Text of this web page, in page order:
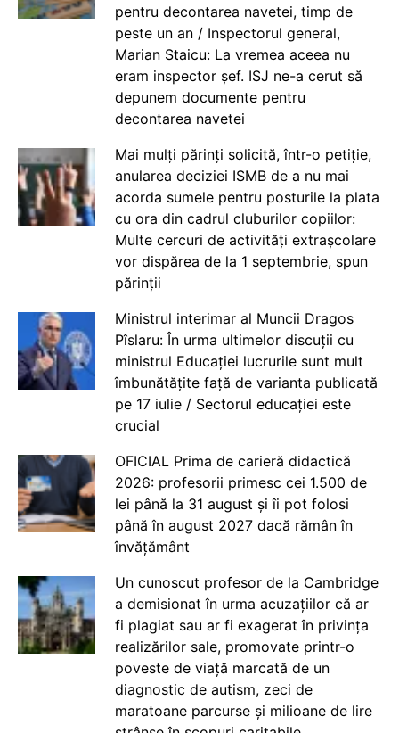
pentru decontarea navetei, timp de
peste un an / Inspectorul general,
Marian Staicu: La vremea aceea nu
eram inspector șef. ISJ ne-a cerut să
depunem documente pentru
decontarea navetei
Mai mulți părinți solicită, într-o petiție,
anularea deciziei ISMB de a nu mai
acorda sumele pentru posturile la plata
cu ora din cadrul cluburilor copiilor:
Multe cercuri de activități extrașcolare
vor dispărea de la 1 septembrie, spun
părinții
Ministrul interimar al Muncii Dragos
Pîslaru: În urma ultimelor discuții cu
ministrul Educației lucrurile sunt mult
îmbunătățite față de varianta publicată
pe 17 iulie / Sectorul educației este
crucial
OFICIAL Prima de carieră didactică
2026: profesorii primesc cei 1.500 de
lei până la 31 august și îi pot folosi
până în august 2027 dacă rămân în
învățământ
Un cunoscut profesor de la Cambridge
a demisionat în urma acuzațiilor că ar
fi plagiat sau ar fi exagerat în privința
realizărilor sale, promovate printr-o
poveste de viață marcată de un
diagnostic de autism, zeci de
maratoane parcurse și milioane de lire